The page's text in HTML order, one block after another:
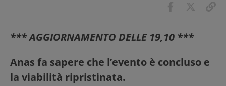
*** AGGIORNAMENTO DELLE 19,10 ***
Anas fa sapere che l’evento è concluso e
la viabilità ripristinata.